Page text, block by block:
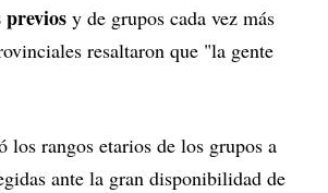
y de grupos cada vez más
resaltaron que "la gente
rangos etarios de los grupos a
ante la gran disponibilidad de